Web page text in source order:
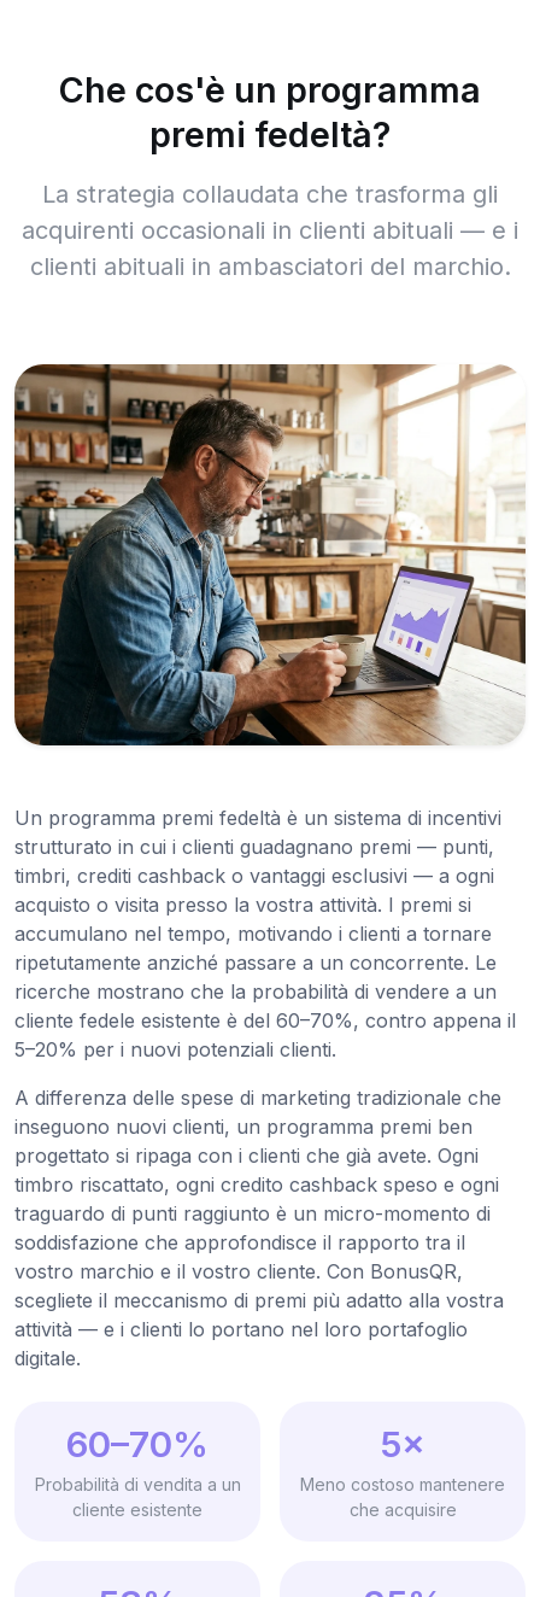
Che cos'è un programma
premi fedeltà?
La strategia collaudata che trasforma gli
acquirenti occasionali in clienti abituali — e i
clienti abituali in ambasciatori del marchio.
Un programma premi fedeltà è un sistema di incentivi
strutturato in cui i clienti guadagnano premi — punti,
timbri, crediti cashback o vantaggi esclusivi — a ogni
acquisto o visita presso la vostra attività. I premi si
accumulano nel tempo, motivando i clienti a tornare
ripetutamente anziché passare a un concorrente. Le
ricerche mostrano che la probabilità di vendere a un
cliente fedele esistente è del 60–70%, contro appena il
5–20% per i nuovi potenziali clienti.
A differenza delle spese di marketing tradizionale che
inseguono nuovi clienti, un programma premi ben
progettato si ripaga con i clienti che già avete. Ogni
timbro riscattato, ogni credito cashback speso e ogni
traguardo di punti raggiunto è un micro-momento di
soddisfazione che approfondisce il rapporto tra il
vostro marchio e il vostro cliente. Con BonusQR,
scegliete il meccanismo di premi più adatto alla vostra
attività — e i clienti lo portano nel loro portafoglio
digitale.
60–70%
Probabilità di vendita a un
cliente esistente
5×
Meno costoso mantenere
che acquisire